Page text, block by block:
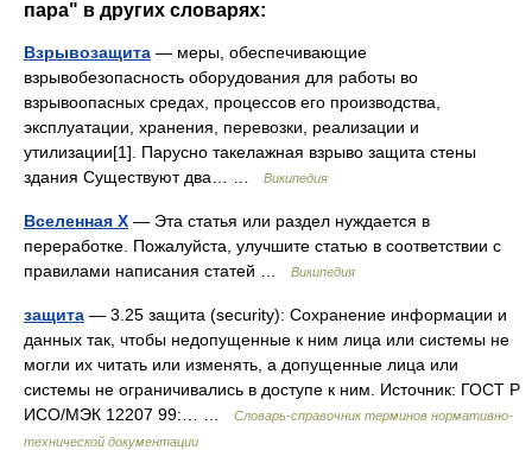
пара" в других словарях:
Взрывозащита — меры, обеспечивающие
взрывобезопасность оборудования для работы во
взрывоопасных средах, процессов его производства,
эксплуатации, хранения, перевозки, реализации и
утилизации[1]. Парусно такелажная взрыво защита стены
здания Существуют два… …
Википедия
Вселенная X — Эта статья или раздел нуждается в
переработке. Пожалуйста, улучшите статью в соответствии с
правилами написания статей …
Википедия
защита — 3.25 защита (security): Сохранение информации и
данных так, чтобы недопущенные к ним лица или системы не
могли их читать или изменять, а допущенные лица или
системы не ограничивались в доступе к ним. Источник: ГОСТ Р
ИСО/МЭК 12207 99:… …
Словарь-справочник терминов нормативно-
технической документации